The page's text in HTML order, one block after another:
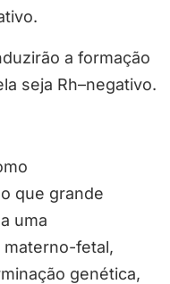
a formação
seja Rh–negativo.
que grande
uma
materno-fetal,
genética,